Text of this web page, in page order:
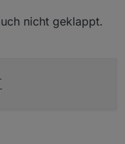
controller@3.2.4
not a
of this run can be
nicht geklappt.